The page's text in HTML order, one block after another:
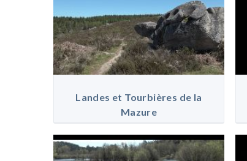
Landes et Tourbières de la
Mazure